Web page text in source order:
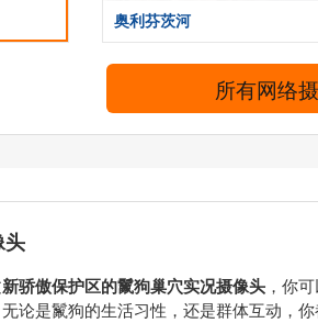
奥利芬茨河
所有网络
头
新骄傲保护区的鬣狗巢穴实况摄像头 ，你
论是鬣狗的生活习性，还是群体互动，你